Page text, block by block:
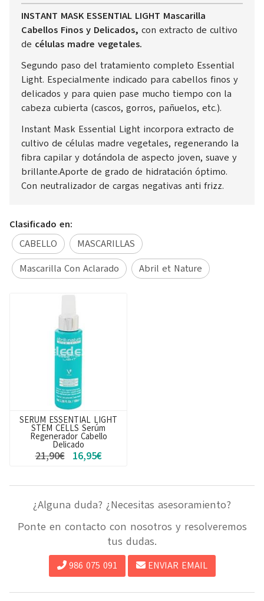
INSTANT MASK ESSENTIAL LIGHT Mascarilla
Cabellos Finos y Delicados, con extracto de cultivo
de células madre vegetales.
Segundo paso del tratamiento completo Essential
Light. Especialmente indicado para cabellos finos y
delicados y para quien pase mucho tiempo con la
cabeza cubierta (cascos, gorros, pañuelos, etc.).
Instant Mask Essential Light incorpora extracto de
cultivo de células madre vegetales, regenerando la
fibra capilar y dotándola de aspecto joven, suave y
brillante.Aporte de grado de hidratación óptimo.
Con neutralizador de cargas negativas anti frizz.
Clasificado en:
CABELLO
MASCARILLAS
Mascarilla Con Aclarado
Abril et Nature
SERUM ESSENTIAL LIGHT
STEM CELLS Serúm
Regenerador Cabello
Delicado
21,90€ 16,95€
¿Alguna duda? ¿Necesitas asesoramiento?
Ponte en contacto con nosotros y resolveremos
tus dudas.
986 075 091 ENVIAR EMAIL